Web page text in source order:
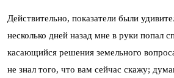
Действительно, показатели были
несколько дней назад мне в руки попал
касающийся решения земельного
не знал того, что вам сейчас скажу;